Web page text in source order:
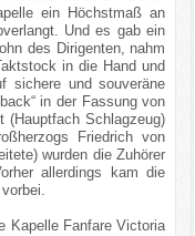
ein Höchstmaß an
Und es gab ein
des Dirigenten, nahm
in die Hand und
sichere und souveräne
in der Fassung von
(Hauptfach Schlagzeug)
Friedrich von
wurden die Zuhörer
allerdings kam die
Kapelle Fanfare Victoria